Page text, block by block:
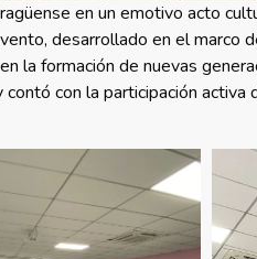
en un emotivo acto
desarrollado en el marco
la formación de nuevas
con la participación activa